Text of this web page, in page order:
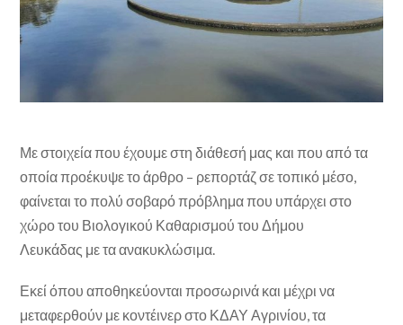
Με στοιχεία που έχουμε στη διάθεσή μας και που από τα
οποία προέκυψε το άρθρο – ρεπορτάζ σε τοπικό μέσο,
φαίνεται το πολύ σοβαρό πρόβλημα που υπάρχει στο
χώρο του Βιολογικού Καθαρισμούτου Δήμου
Λευκάδας με τα ανακυκλώσιμα.
Εκεί όπου αποθηκεύονται προσωρινά και μέχρι να
μεταφερθούν με κοντέινερ στο ΚΔΑΥ Αγρινίου, τα